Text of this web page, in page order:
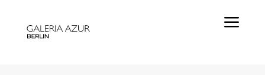
a